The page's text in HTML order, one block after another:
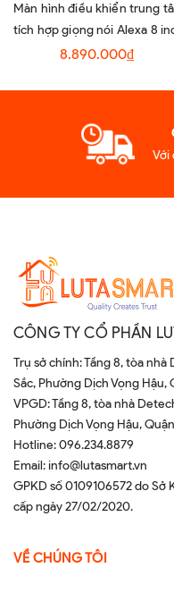
Màn hình điều khiển trung
tích hợp giọng nói Alexa 8
- TPA08-M3A8.890.000₫
Với
CÔNG TY CỔ PHẦN
Trụ sở chính: Tầng 8, tòa
Sắc, Phường Dịch Vọng Hậu,
VPGD: Tầng 8, tòa nhà
Phường Dịch Vọng Hậu,
Hotline:096.234.8879
Email:info@lutasmart.vn
GPKD số 0109106572 do Sở
cấp ngày 27/02/2020.
VỀ CHÚNG TÔI